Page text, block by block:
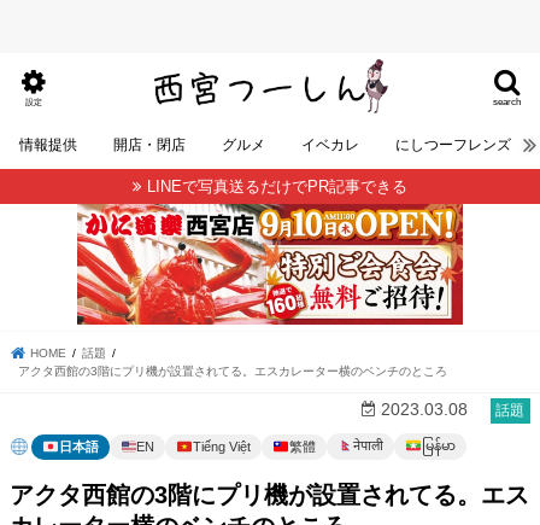
search
設定
情報提供 開店・閉店 グルメ イベカレ にしつーフレンズ
LINEで写真送るだけでPR記事できる
HOME
話題
アクタ西館の3階にプリ機が設置されてる。エスカレーター横のベンチのところ
話題
2023.03.08
日本語 EN Tiếng Việt 繁體 नेपाली မြန်မာ
アクタ西館の3階にプリ機が設置されてる。エス